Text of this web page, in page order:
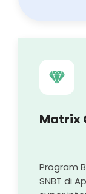
Matrix
Program
SNBT di